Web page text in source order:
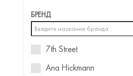
БРЕНД
7th Street
Ana Hickmann